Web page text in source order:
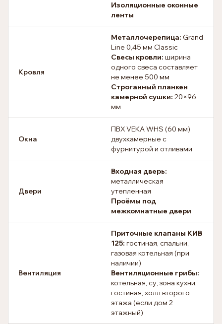
Изоляционные оконные
ленты
Кровля
Металлочерепица: Grand
Line 0,45 мм Classic
Свесы кровли: ширина
одного свеса составляет
не менее 500 мм
Строганный планкен
камерной сушки: 20×96
мм
Окна
ПВХ VEKA WHS (60 мм)
двухкамерные с
фурнитурой и отливами
Двери
Входная дверь:
металлическая
утепленная
Проёмы под
межкомнатные двери
Вентиляция
Приточные клапаны КИВ
125: гостиная, спальни,
газовая котельная (при
наличии)
Вентиляционные грибы:
котельная, су, зона кухни,
гостиная, холл второго
этажа (если дом 2
этажный)